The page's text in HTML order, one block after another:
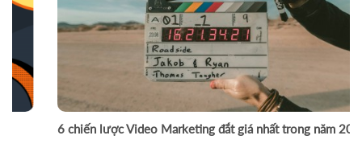
Tấn công mạng cấp thấp, “ông trùm” dữ liệu Facebook -